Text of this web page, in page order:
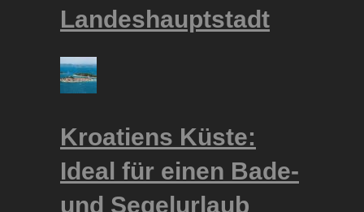
Landeshauptstadt
Kroatiens Küste:
Ideal für einen Bade-
und Segelurlaub